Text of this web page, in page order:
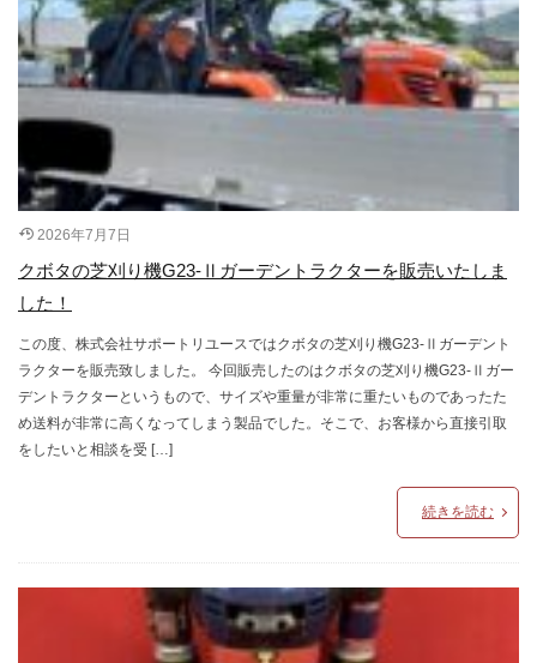
2026年7月7日
クボタの芝刈り機G23-Ⅱガーデントラクターを販売いたしま
した！
この度、株式会社サポートリユースではクボタの芝刈り機G23-Ⅱガーデント
ラクターを販売致しました。 今回販売したのはクボタの芝刈り機G23-Ⅱガー
デントラクターというもので、サイズや重量が非常に重たいものであったた
め送料が非常に高くなってしまう製品でした。そこで、お客様から直接引取
をしたいと相談を受 […]
続きを読む